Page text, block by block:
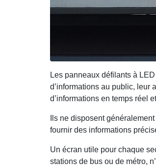
Les panneaux défilants à
d’informations au public, leur
d’informations en temps réel
Ils ne disposent
fournir des informations
Un écran utile pour chaque
stations de bus ou de métro,